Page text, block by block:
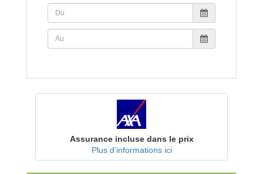
Assurance incluse dans le prix
Plus d'informations ici